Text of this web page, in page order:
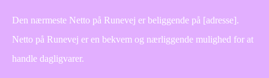
Den nærmeste Netto på Runevej er beliggende på [adresse].
Netto på Runevej er en bekvem og nærliggende mulighed for at
handle dagligvarer.